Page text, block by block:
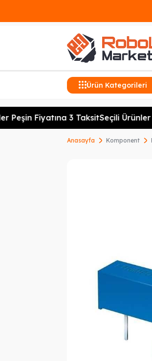
Ürün Kategorileri
Peşin Fiyatına 3 TaksitSeçili Ürünler
Anasayfa Komponent